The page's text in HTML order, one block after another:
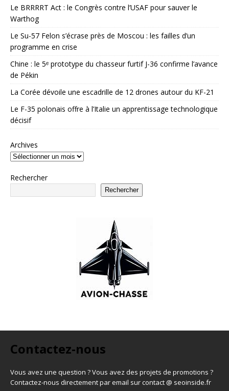
Le BRRRRT Act : le Congrès contre l’USAF pour sauver le
Warthog
Le Su-57 Felon s’écrase près de Moscou : les failles d’un
programme en crise
Chine : le 5ᵉ prototype du chasseur furtif J-36 confirme l’avance
de Pékin
La Corée dévoile une escadrille de 12 drones autour du KF-21
Le F-35 polonais offre à l’Italie un apprentissage technologique
décisif
Archives
Rechercher
Rechercher
Contactez-nous
Vous avez une question ? Vous avez des projets de promotions ?
Contactez-nous directement par email sur contact @ seoinside.fr